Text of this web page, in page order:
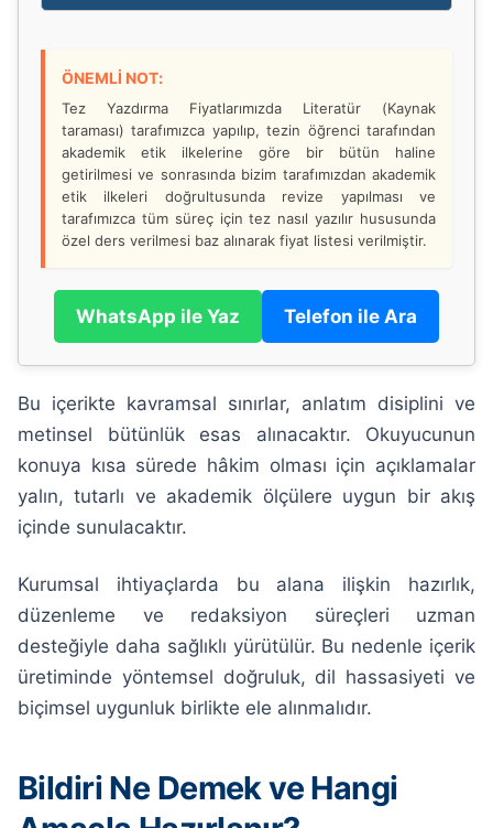
ÖNEMLİ NOT:
Tez Yazdırma Fiyatlarımızda Literatür (Kaynak
taraması) tarafımızca yapılıp, tezin öğrenci tarafından
akademik etik ilkelerine göre bir bütün haline
getirilmesi ve sonrasında bizim tarafımızdan akademik
etik ilkeleri doğrultusunda revize yapılması ve
tarafımızca tüm süreç için tez nasıl yazılır hususunda
özel ders verilmesi baz alınarak fiyat listesi verilmiştir.
WhatsApp ile Yaz Telefon ile Ara
Bu içerikte kavramsal sınırlar, anlatım disiplini ve
metinsel bütünlük esas alınacaktır. Okuyucunun
konuya kısa sürede hâkim olması için açıklamalar
yalın, tutarlı ve akademik ölçülere uygun bir akış
içinde sunulacaktır.
Kurumsal ihtiyaçlarda bu alana ilişkin hazırlık,
düzenleme ve redaksiyon süreçleri uzman
desteğiyle daha sağlıklı yürütülür. Bu nedenle içerik
üretiminde yöntemsel doğruluk, dil hassasiyeti ve
biçimsel uygunluk birlikte ele alınmalıdır.
Bildiri Ne Demek ve Hangi